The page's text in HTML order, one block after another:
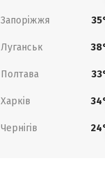
Запоріжжя
Луганськ
Полтава
Харків
Чернігів